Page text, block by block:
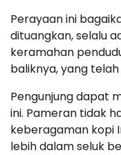
Perayaan ini
dituangkan, selalu
keramahan
baliknya, yang
Pengunjung dapat
ini. Pameran tidak
keberagaman kopi
lebih dalam seluk